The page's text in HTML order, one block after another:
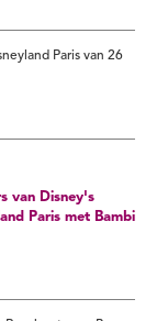
Paris van 26
van Disney's
Paris met Bambi